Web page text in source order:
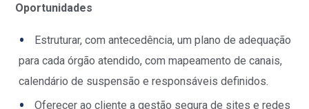
Oportunidades
Estruturar, com antecedência, um plano de adequação
para cada órgão atendido, com mapeamento de canais,
calendário de suspensão e responsáveis definidos.
Oferecer ao cliente a gestão segura de sites e redes